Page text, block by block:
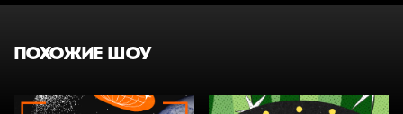
ПОХОЖИЕ ШОУ